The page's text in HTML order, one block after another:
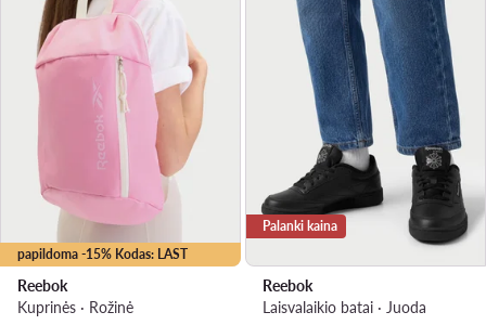
papildoma -15% Kodas: LAST
Reebok
Kuprinės · Rožinė
Palanki kaina
Reebok
Laisvalaikio batai · Juoda